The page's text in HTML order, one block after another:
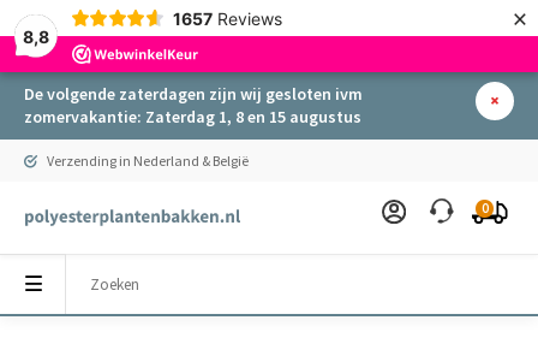
8,8
1657 Reviews ×
De volgende zaterdagen zijn wij gesloten ivm
zomervakantie: Zaterdag 1, 8 en 15 augustus
Verzending in Nederland & België
0